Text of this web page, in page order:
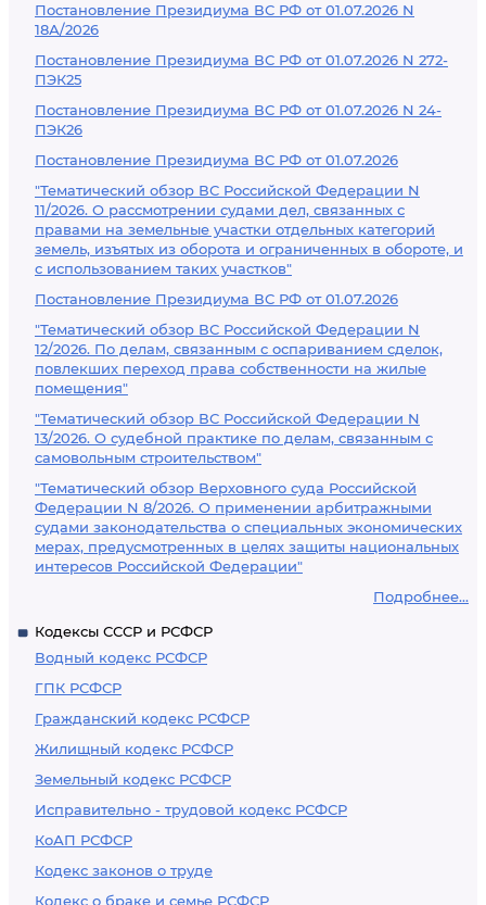
Постановление Президиума ВС РФ от 01.07.2026 N
18А/2026
Постановление Президиума ВС РФ от 01.07.2026 N 272-
ПЭК25
Постановление Президиума ВС РФ от 01.07.2026 N 24-
ПЭК26
Постановление Президиума ВС РФ от 01.07.2026
"Тематический обзор ВС Российской Федерации N
11/2026. О рассмотрении судами дел, связанных с
правами на земельные участки отдельных категорий
земель, изъятых из оборота и ограниченных в обороте, и
с использованием таких участков"
Постановление Президиума ВС РФ от 01.07.2026
"Тематический обзор ВС Российской Федерации N
12/2026. По делам, связанным с оспариванием сделок,
повлекших переход права собственности на жилые
помещения"
"Тематический обзор ВС Российской Федерации N
13/2026. О судебной практике по делам, связанным с
самовольным строительством"
"Тематический обзор Верховного суда Российской
Федерации N 8/2026. О применении арбитражными
судами законодательства о специальных экономических
мерах, предусмотренных в целях защиты национальных
интересов Российской Федерации"
Подробнее...
Кодексы СССР и РСФСР
Водный кодекс РСФСР
ГПК РСФСР
Гражданский кодекс РСФСР
Жилищный кодекс РСФСР
Земельный кодекс РСФСР
Исправительно - трудовой кодекс РСФСР
КоАП РСФСР
Кодекс законов о труде
Кодекс о браке и семье РСФСР